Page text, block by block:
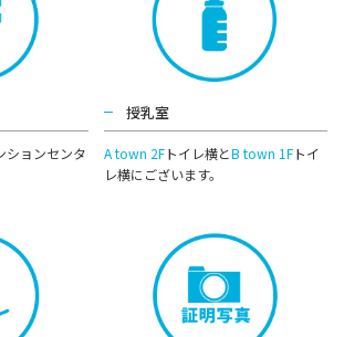
ションセンタ
授乳室
A town 2Fトイレ横とB town 1Fトイ
レ横にございます。